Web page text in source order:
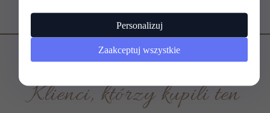
Klienci, którzy kupili ten
Personalizuj
Zaakceptuj wszystkie